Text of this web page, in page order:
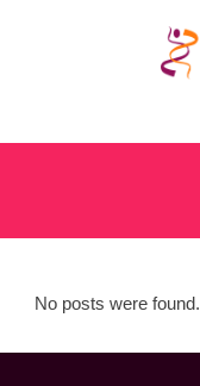
No posts were found.